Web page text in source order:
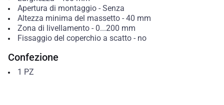
Apertura di montaggio- Senza
Altezza minima del massetto- 40 mm
Zona di livellamento- 0...200 mm
Fissaggio del coperchio a scatto- no
Confezione
1 PZ